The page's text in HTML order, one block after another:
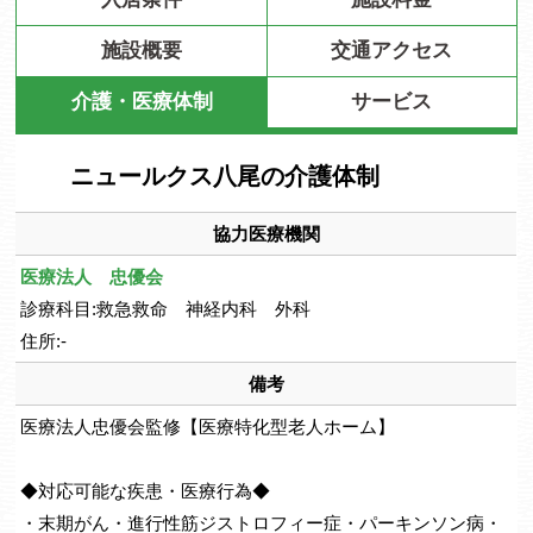
施設概要 交通アクセス
介護・医療体制 サービス
ニュールクス八尾の介護体制
協力医療機関
医療法人 忠優会
診療科目:救急救命 神経内科 外科
住所:-
備考
医療法人忠優会監修【医療特化型老人ホーム】
◆対応可能な疾患・医療行為◆
・末期がん・進行性筋ジストロフィー症・パーキンソン病・